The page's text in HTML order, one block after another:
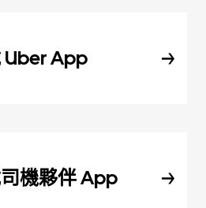
Uber App
機夥伴 App